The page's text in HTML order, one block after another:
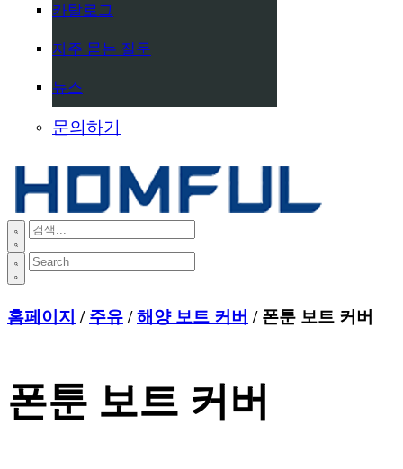
카탈로그
자주 묻는 질문
뉴스
문의하기
홈페이지 / 주유 /해양 보트 커버 / 폰툰 보트 커버
폰툰 보트 커버